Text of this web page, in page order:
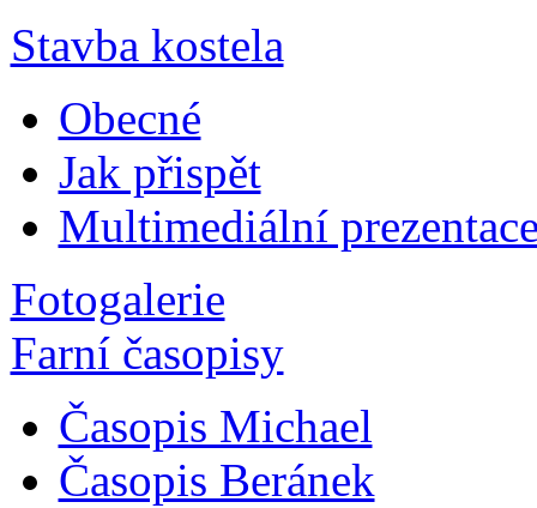
Stavba kostela
Obecné
Jak přispět
Multimediální
Fotogalerie
Farní časopisy
Časopis Michael
Časopis Beránek